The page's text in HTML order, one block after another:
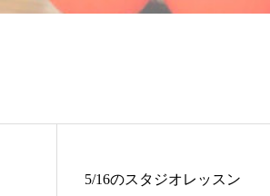
5/16のスタジオレッスン